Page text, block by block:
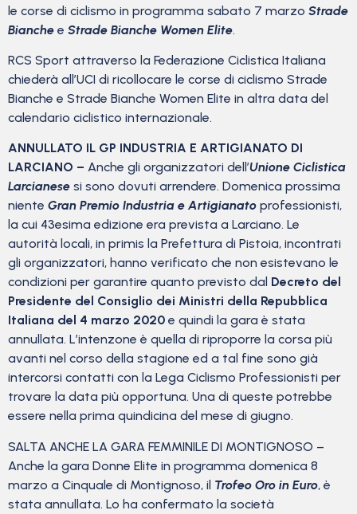
le corse di ciclismo in programma sabato 7 marzo Strade
Bianche e Strade Bianche Women Elite.
RCS Sport attraverso la Federazione Ciclistica Italiana
chiederà all’UCI di ricollocare le corse di ciclismo Strade
Bianche e Strade Bianche Women Elite in altra data del
calendario ciclistico internazionale.
ANNULLATO IL GP INDUSTRIA E ARTIGIANATO DI
LARCIANO – Anche gli organizzatori dell’Unione Ciclistica
Larcianese si sono dovuti arrendere. Domenica prossima
niente Gran Premio Industria e Artigianato professionisti,
la cui 43esima edizione era prevista a Larciano. Le
autorità locali, in primis la Prefettura di Pistoia, incontrati
gli organizzatori, hanno verificato che non esistevano le
condizioni per garantire quanto previsto dal Decreto del
Presidente del Consiglio dei Ministri della Repubblica
Italiana del 4 marzo 2020 e quindi la gara è stata
annullata. L’intenzone è quella di riproporre la corsa più
avanti nel corso della stagione ed a tal fine sono già
intercorsi contatti con la Lega Ciclismo Professionisti per
trovare la data più opportuna. Una di queste potrebbe
essere nella prima quindicina del mese di giugno.
SALTA ANCHE LA GARA FEMMINILE DI MONTIGNOSO –
Anche la gara Donne Elite in programma domenica 8
marzo a Cinquale di Montignoso, il Trofeo Oro in Euro, è
stata annullata. Lo ha confermato la società